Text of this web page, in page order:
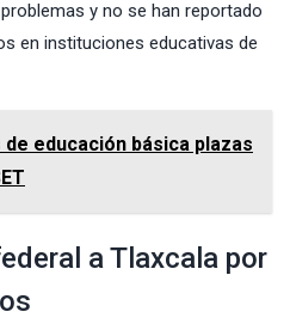
y no se han reportado
en instituciones educativas de
educación básica plazas
a Tlaxcala por